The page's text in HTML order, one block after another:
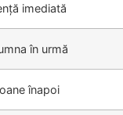
imediată
în urmă
înapoi